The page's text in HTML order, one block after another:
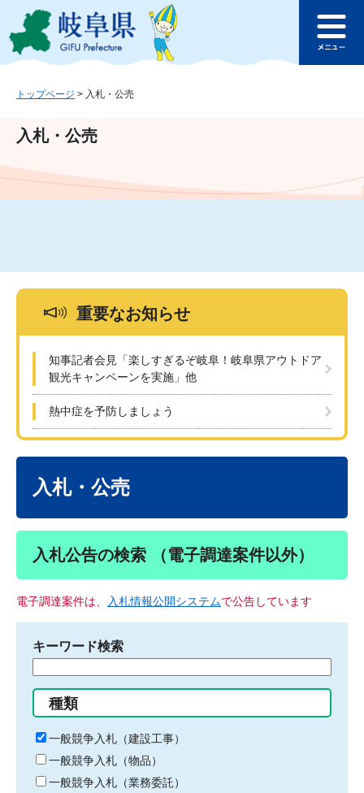
ジ
ュ
文
このページの本文へ
ュ
トップページ > 入札・公売
入札・公売
重要なお知らせ
知事記者会見「楽しすぎるぞ岐阜！岐阜県アウトドア
観光キャンペーンを実施」他
熱中症を予防しましょう
入札・公売
入札公告の検索 （電子調達案件以外）
電子調達案件は、 入札情報公開システムで公告しています
キーワード検索
る
キ
ー
ワ
ー
種類
一般競争入札（建設工事）
一般競争入札（物品）
一般競争入札（業務委託）